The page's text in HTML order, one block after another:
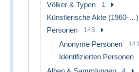
Völker & Typen 1
Künstlerische Akte (1960-…)
Personen 143
Anonyme Personen 141
Identifizierten Personen